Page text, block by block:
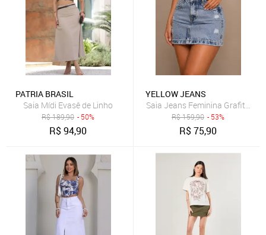
PATRIA BRASIL
Saia Mídi Evasê de Linho
R$189,90 - 50%
R$94,90
YELLOW JEANS
R$159,90 - 53%
R$75,90